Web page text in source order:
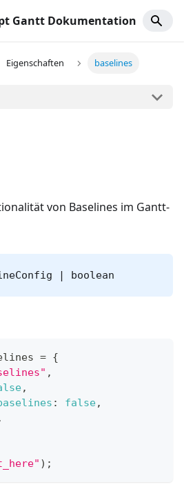
Gantt Dokumentation
Eigenschaften baselines
von Baselines im Gantt-
| boolean
= {
,
,
: false,
) ;